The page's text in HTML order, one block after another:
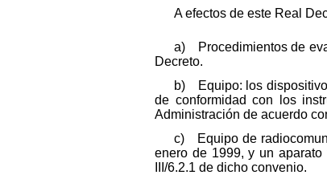
A efectos de este Real
a) Procedimientos de
Decreto.
b) Equipo: los
de conformidad con los
Administración de acuerdo
c) Equipo de
enero de 1999, y un
III/6.2.1 de dicho convenio.